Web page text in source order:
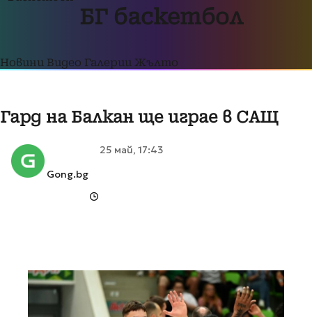
БГ баскетбол
Новини Видео Галерии Жълто
Гард на Балкан ще играе в САЩ
Gong.bg
25 май, 17:43